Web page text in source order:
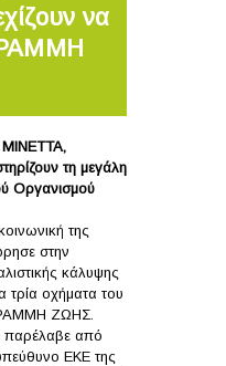
να
τη μεγάλη
Οργανισμού
της
στην
κάλυψης
τρία οχήματα του
ΖΩΗΣ.
παρέλαβε από
ΕΚΕ της